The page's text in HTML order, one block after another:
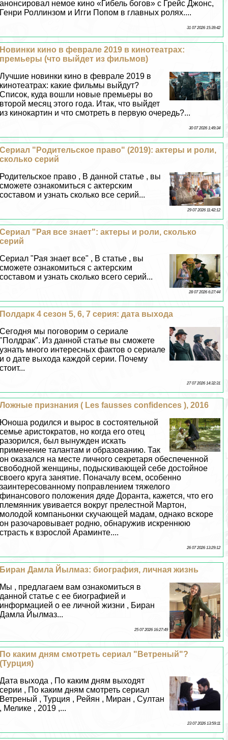
анонсировал немое кино «Гибель богов» с Грейс Джонс,
Генри Роллинзом и Игги Попом в главных ролях....
31 07 2026 15:39:42
Новинки кино в феврале 2019 в кинотеатрах:
премьеры (что выйдет из фильмов)
Лучшие новинки кино в феврале 2019 в
кинотеатрах: какие фильмы выйдут?
Список, куда вошли новые премьеры во
второй месяц этого года. Итак, что выйдет
из кинокартин и что смотреть в первую очередь?...
30 07 2026 1:49:34
Сериал "Родительское право" (2019): актеры и роли,
сколько серий
Родительское право , В данной статье , вы
сможете ознакомиться с актерским
составом и узнать сколько все серий...
29 07 2026 11:42:12
Сериал "Рая все знает": актеры и роли, сколько
серий
Сериал "Рая знает все" , В статье , вы
сможете ознакомиться с актерским
составом и узнать сколько всего серий...
28 07 2026 6:27:44
Полдарк 4 сезон 5, 6, 7 серия: дата выхода
Сегодня мы поговорим о сериале
"Полдpaк". Из данной статье вы сможете
узнать много интересных фактов о сериале
и о дате выхода каждой серии. Почему
стоит...
27 07 2026 14:32:31
Ложные признания ( Les fausses confidences ), 2016
Юноша родился и вырос в состоятельной
семье аристократов, но когда его отец
разорился, был вынужден искать
применение талантам и образованию. Так
он оказался на месте личного секретаря обеспеченной
свободной женщины, подыскивающей себе достойное
своего круга занятие. Поначалу всем, особенно
заинтересованному поправлением тяжелого
финансового положения дяде Доранта, кажется, что его
племянник увивается вокруг прелестной Мартон,
молодой компаньонки скучающей мадам, однако вскоре
он разочаровывает родню, обнаружив искреннюю
страсть к взрослой Араминте....
26 07 2026 13:29:12
Биран Дамла Йылмаз: биография, личная жизнь
Мы , предлагаем вам ознакомиться в
данной статье с ее биографией и
информацией о ее личной жизни , Биран
Дамла Йылмаз...
25 07 2026 16:27:49
По каким дням смотреть сериал "Ветреный"?
(Турция)
Дата выхода , По каким дням выходят
серии , По каким дням смотреть сериал
Ветреный , Турция , Рейян , Миран , Султан
, Мелике , 2019 ,...
23 07 2026 13:59:11